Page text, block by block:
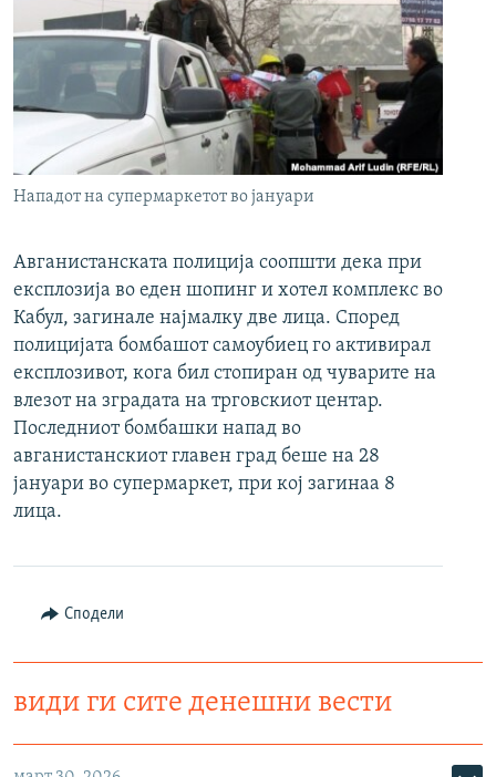
СЛЕДЕТЕ НЕ
РСЕ веб страници
Нападот на супермаркетот во јануари
Авганистанската полиција соопшти дека при
експлозија во еден шопинг и хотел комплекс во
Кабул, загинале најмалку две лица. Според
полицијата бомбашот самоубиец го активирал
експлозивот, кога бил стопиран од чуварите на
влезот на зградата на трговскиот центар.
Последниот бомбашки напад во
авганистанскиот главен град беше на 28
јануари во супермаркет, при кој загинаа 8
лица.
Сподели
види ги сите денешни вести